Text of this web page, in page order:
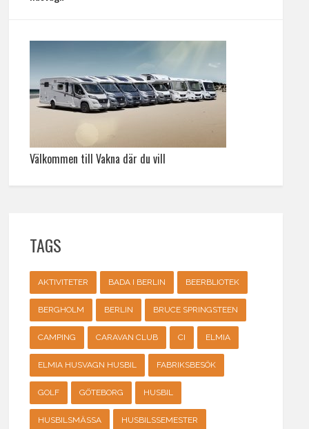
Välkommen till Vakna där du vill
TAGS
AKTIVITETER BADA I BERLIN BEERBLIOTEK
BERGHOLM BERLIN BRUCE SPRINGSTEEN
CAMPING CARAVAN CLUB CI ELMIA
ELMIA HUSVAGN HUSBIL FABRIKSBESÖK
GOLF GÖTEBORG HUSBIL
HUSBILSMÄSSA HUSBILSSEMESTER